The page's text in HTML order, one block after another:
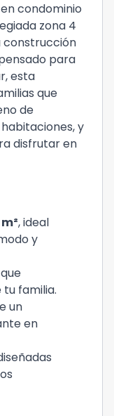
condominio
zona 4
construcción
para
esta
que
de
y
disfrutar en
, ideal
y
que
familia.
un
en